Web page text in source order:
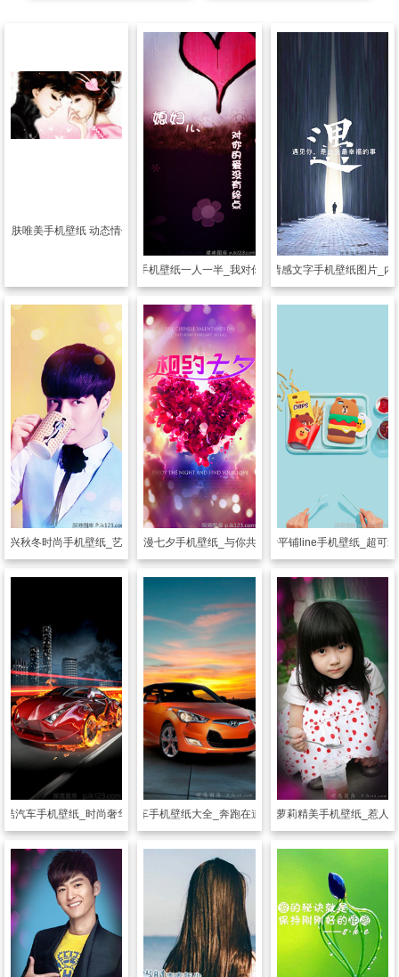
肤唯美手机壁纸 动态情侣壁纸
情侣手机壁纸一人一半_我对你的爱没有终点
透明皮肤 情感文字手机壁纸图片_内
兴秋冬时尚手机壁纸_艺心艺意的追随
透明皮肤 浪漫七夕手机壁纸_与你共度浪漫七夕
透明皮肤 可爱平铺line手机壁纸_超可
酷汽车手机壁纸_时尚奢华的汽车壁纸
透明皮肤 汽车手机壁纸大全_奔跑在道路上的汽车
透明皮肤 小萝莉精美手机壁纸_惹人